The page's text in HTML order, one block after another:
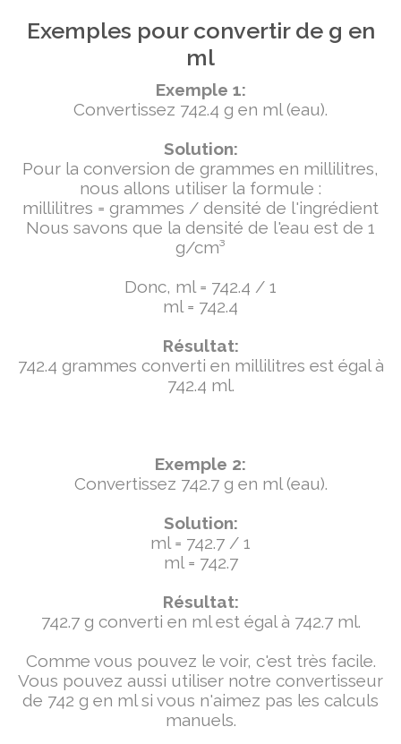
Exemples pour convertir de g en
ml
Exemple 1:
Convertissez 742.4 g en ml (eau).
Solution:
Pour la conversion de grammes en millilitres,
nous allons utiliser la formule :
millilitres = grammes / densité de l'ingrédient
Nous savons que la densité de l'eau est de 1
g/cm³
Donc, ml = 742.4 / 1
ml = 742.4
Résultat:
742.4 grammes converti en millilitres est égal à
742.4 ml.
Exemple 2:
Convertissez 742.7 g en ml (eau).
Solution:
ml = 742.7 / 1
ml = 742.7
Résultat:
742.7 g converti en ml est égal à 742.7 ml.
Comme vous pouvez le voir, c'est très facile.
Vous pouvez aussi utiliser notre convertisseur
de 742 g en ml si vous n'aimez pas les calculs
manuels.